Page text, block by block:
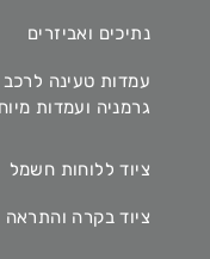
נתיכים ואביזרים
גרמניה ועמדות
ציוד ללוחות חשמל
ציוד בקרה והתראה